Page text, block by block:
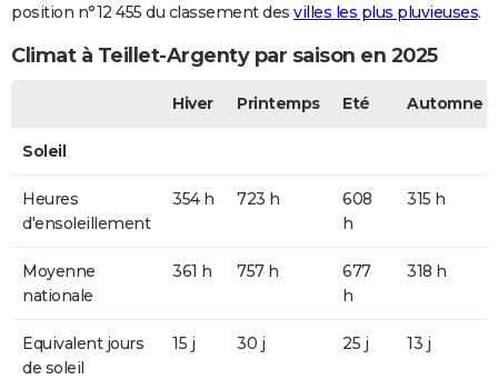
position n°12 455 du classement des villes les plus pluvieuses.
Climat à Teillet-Argenty par saison en 2025
Hiver Printemps Eté Automne
Soleil
Heures
d'ensoleillement
354 h 723 h
608
h
315 h
Moyenne
nationale
361 h 757 h
677
h
318 h
Equivalent jours
de soleil
15 j 30 j 25 j 13 j